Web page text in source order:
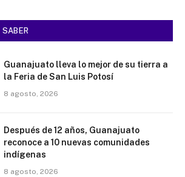
SABER
Guanajuato lleva lo mejor de su tierra a
la Feria de San Luis Potosí
8 agosto, 2026
Después de 12 años, Guanajuato
reconoce a 10 nuevas comunidades
indígenas
8 agosto, 2026